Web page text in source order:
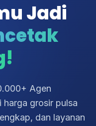
Jadi
Agen
harga grosir pulsa
dan layanan